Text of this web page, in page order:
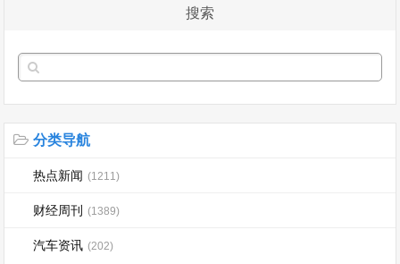
搜索
分类导航
热点新闻 (1211)
财经周刊 (1389)
汽车资讯 (202)